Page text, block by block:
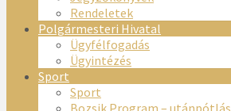
Rendeletek
Polgármesteri Hivatal
Ügyfélfogadás
Ügyintézés
Sport
Sport
Bozsik Program – utánpótlás